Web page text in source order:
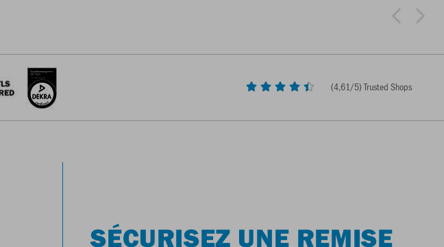
(4,61/5) Trusted Shops
SÉCURISEZ UNE REMISE